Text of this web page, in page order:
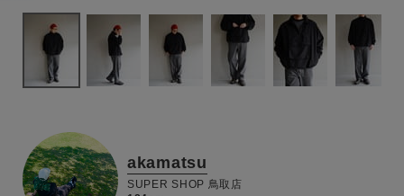
akamatsu
SUPER SHOP 鳥取店